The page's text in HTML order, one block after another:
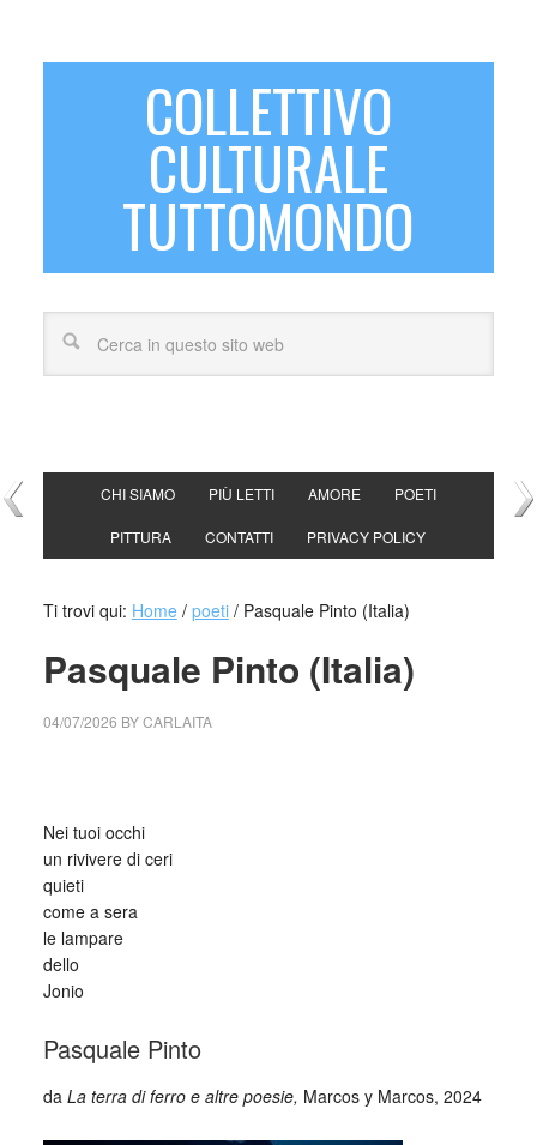
COLLETTIVO
CULTURALE
TUTTOMONDO
CHI SIAMO PIÙ LETTI AMORE POETI
PITTURA CONTATTI PRIVACY POLICY
Ti trovi qui: Home / poeti /Pasquale Pinto (Italia)
Pasquale Pinto (Italia)
04/07/2026 BYCARLAITA
Nei tuoi occhi
un rivivere di ceri
quieti
come a sera
le lampare
dello
Jonio
Pasquale Pinto
da La terra di ferro e altre poesie, Marcos y Marcos, 2024